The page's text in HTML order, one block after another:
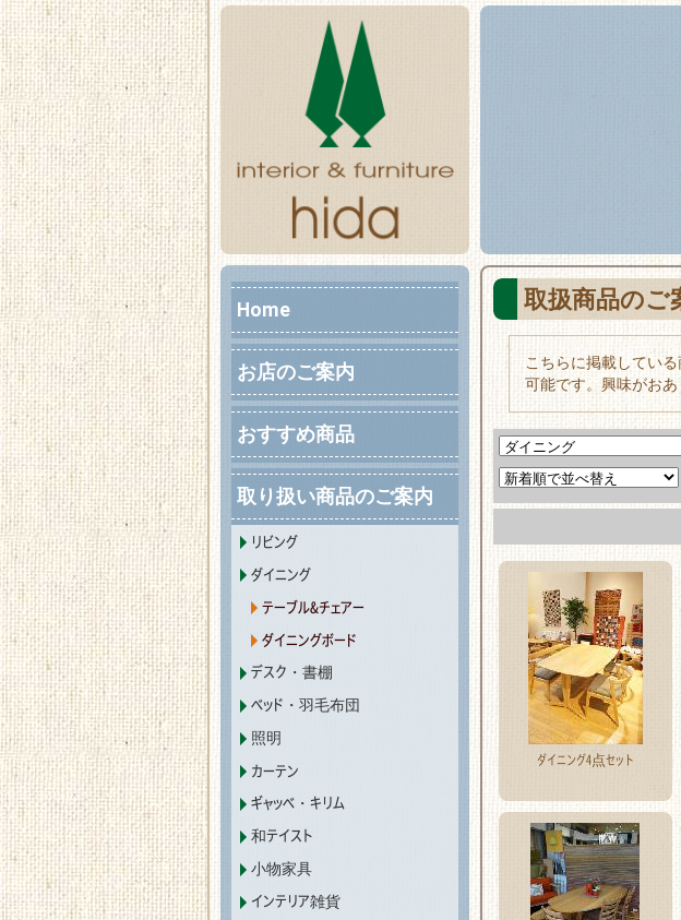
取扱商品のご
こちらに掲載してい
可能です。興味がお
ダイニング4点セット
Home
お店のご案内
おすすめ商品
取り扱い商品のご案内
リビング
ダイニング
テーブル&チェアー
ダイニングボード
デスク・書棚
ベッド・羽毛布団
照明
カーテン
ギャッベ・キリム
和テイスト
小物家具
インテリア雑貨